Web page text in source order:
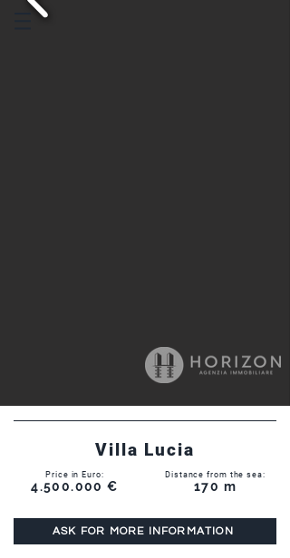
Villa Lucia
Price in Euro:
4.500.000 €
Distance from the sea:
170 m
ASK FOR MORE INFORMATION